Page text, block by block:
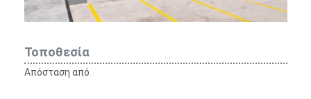
Τοποθεσία
Απόσταση από